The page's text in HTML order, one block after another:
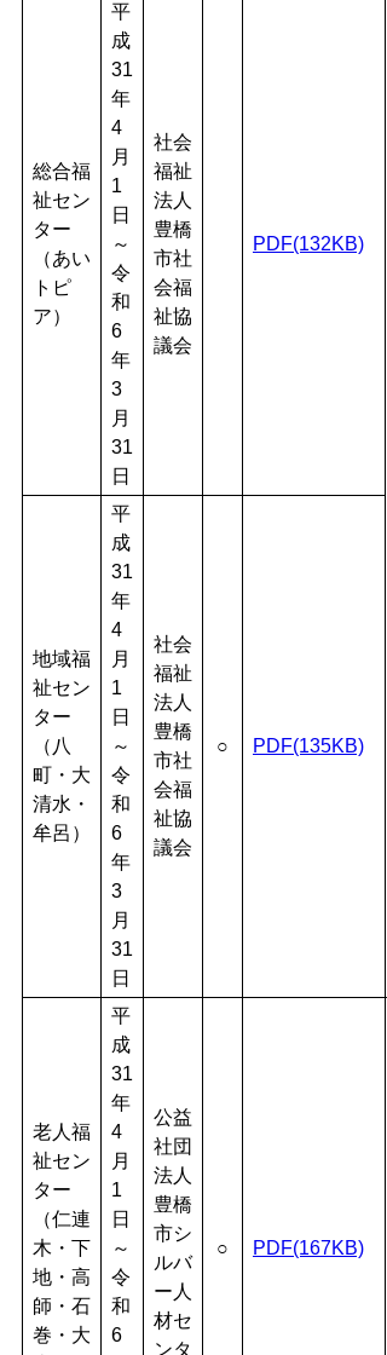
総合福
祉セン
ター
（あい
トピ
ア）
平
成
31
年
4
月
1
日
～
令
和
6
年
3
月
31
日
社会
福祉
法人
豊橋
市社
会福
祉協
議会
PDF(132KB)
地域福
祉セン
ター
（八
町・大
清水・
牟呂）
平
成
31
年
4
月
1
日
～
令
和
6
年
3
月
31
日
社会
福祉
法人
豊橋
市社
会福
祉協
議会
○ PDF(135KB)
老人福
祉セン
ター
（仁連
木・下
地・高
師・石
巻・大
平
成
31
年
4
月
1
日
～
令
和
6
公益
社団
法人
豊橋
市シ
ルバ
ー人
材セ
ンタ
○ PDF(167KB)